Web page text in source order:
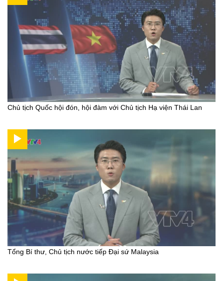
Chủ tịch Quốc hội đón, hội đàm với Chủ tịch Hạ viện Thái Lan
Tổng Bí thư, Chủ tịch nước tiếp Đại sứ Malaysia